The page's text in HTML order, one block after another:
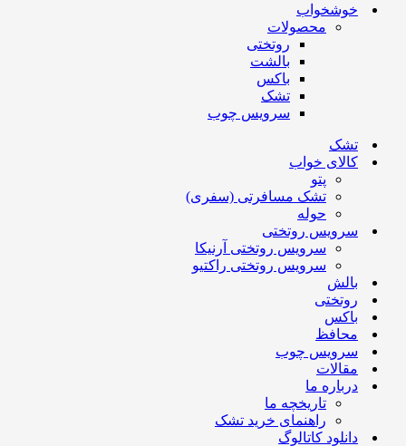
خوشخواب
محصولات
روتختی
بالشت
باکس
تشک
سرویس چوب
تشک
کالای خواب
پتو
تشک مسافرتی (سفری)
حوله
سرویس روتختی
سرویس روتختی آرنیکا
سرویس روتختی راکتیو
بالش
روتختی
باکس
محافظ
سرویس چوب
مقالات
درباره ما
تاریخچه ما
راهنمای خرید تشک
دانلود کاتالوگ